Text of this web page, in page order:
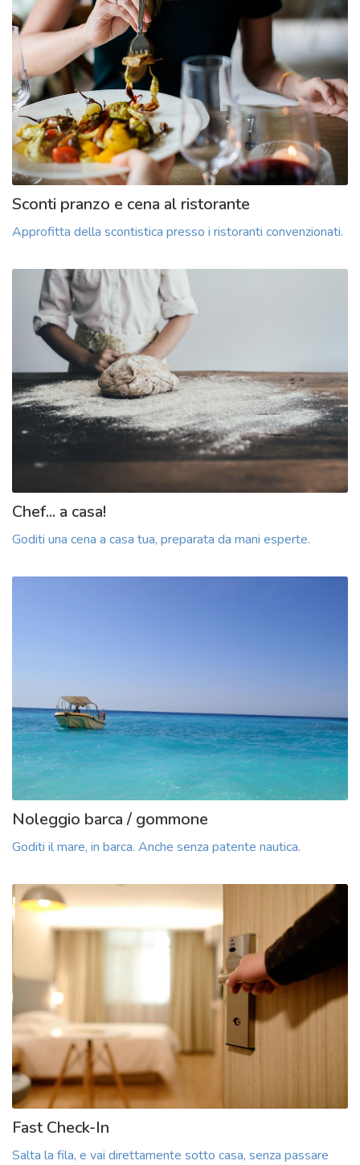
Sconti pranzo e cena al ristorante
Approfitta della scontistica presso i ristoranti convenzionati.
Chef... a casa!
Goditi una cena a casa tua, preparata da mani esperte.
Noleggio barca / gommone
Goditi il mare, in barca. Anche senza patente nautica.
Fast Check-In
Salta la fila, e vai direttamente sotto casa, senza passare